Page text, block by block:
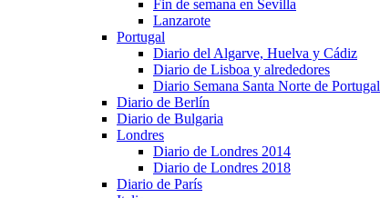
Fin de semana en Sevilla
Lanzarote
Portugal
Diario del Algarve, Huelva y Cádiz
Diario de Lisboa y alrededores
Diario Semana Santa Norte de Portugal
Diario de Berlín
Diario de Bulgaria
Londres
Diario de Londres 2014
Diario de Londres 2018
Diario de París